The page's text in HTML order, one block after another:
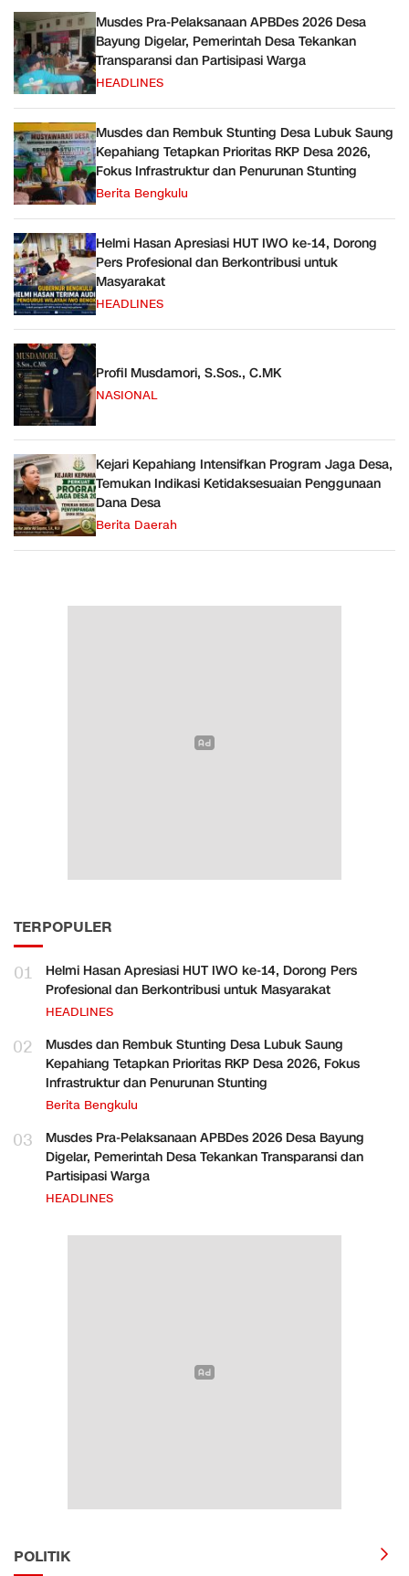
Musdes Pra-Pelaksanaan APBDes 2026 Desa
Bayung Digelar, Pemerintah Desa Tekankan
Transparansi dan Partisipasi Warga
HEADLINES
Musdes dan Rembuk Stunting Desa Lubuk Saung
Kepahiang Tetapkan Prioritas RKP Desa 2026,
Fokus Infrastruktur dan Penurunan Stunting
Berita Bengkulu
Helmi Hasan Apresiasi HUT IWO ke-14, Dorong
Pers Profesional dan Berkontribusi untuk
Masyarakat
HEADLINES
Profil Musdamori, S.Sos., C.MK
NASIONAL
Kejari Kepahiang Intensifkan Program Jaga Desa,
Temukan Indikasi Ketidaksesuaian Penggunaan
Dana Desa
Berita Daerah
TERPOPULER
01
Helmi Hasan Apresiasi HUT IWO ke-14, Dorong Pers
Profesional dan Berkontribusi untuk Masyarakat
HEADLINES
02
Musdes dan Rembuk Stunting Desa Lubuk Saung
Kepahiang Tetapkan Prioritas RKP Desa 2026, Fokus
Infrastruktur dan Penurunan Stunting
Berita Bengkulu
03
Musdes Pra-Pelaksanaan APBDes 2026 Desa Bayung
Digelar, Pemerintah Desa Tekankan Transparansi dan
Partisipasi Warga
HEADLINES
POLITIK